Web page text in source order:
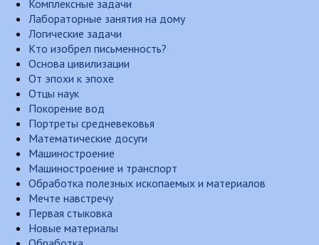
Комплексные задачи
Лабораторные занятия на дому
Логические задачи
Кто изобрел письменность?
Основа цивилизации
От эпохи к эпохе
Отцы наук
Покорение вод
Портреты средневековья
Математические досуги
Машиностроение
Машиностроение и транспорт
Обработка полезных ископаемых и материалов
Мечте навстречу
Первая стыковка
Новые материалы